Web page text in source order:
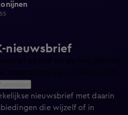
nieuwsbrief
en blijf op de hoogte van
nieuwsbrief met daarin
die wijzelf of in